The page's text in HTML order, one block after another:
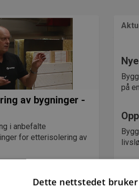
av bygninger -
i anbefalte
for etterisolering av
på
Dette nettstedet